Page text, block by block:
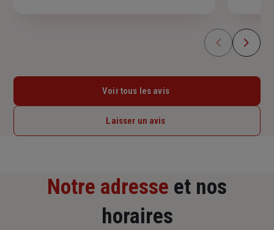
Voir tous les avis
Laisser un avis
Notre adresse et nos
horaires